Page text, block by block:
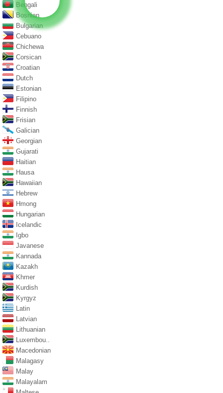
Bengali
Bosnian
Bulgarian
Cebuano
Chichewa
Corsican
Croatian
Dutch
Estonian
Filipino
Finnish
Frisian
Galician
Georgian
Gujarati
Haitian
Hausa
Hawaiian
Hebrew
Hmong
Hungarian
Icelandic
Igbo
Javanese
Kannada
Kazakh
Khmer
Kurdish
Kyrgyz
Latin
Latvian
Lithuanian
Luxembou..
Macedonian
Malagasy
Malay
Malayalam